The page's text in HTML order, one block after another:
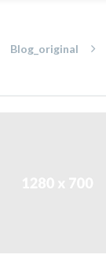
Blog_original